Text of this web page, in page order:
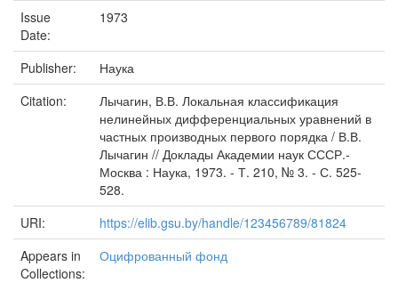
Issue
Date:
1973
Publisher:
Наука
Citation:
Лычагин, В.В. Локальная классификация
нелинейных дифференциальных уравнений в
частных производных первого порядка / В.В.
Лычагин // Доклады Академии наук СССР.-
Москва : Наука, 1973. - Т. 210, № 3. - С. 525-
528.
URI:
https://elib.gsu.by/handle/123456789/81824
Appears in
Collections:
Оцифрованный фонд